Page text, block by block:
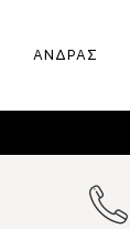
ΑΝΔΡΑΣ